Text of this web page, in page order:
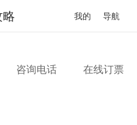
我的 导航
咨询电话 在线订票